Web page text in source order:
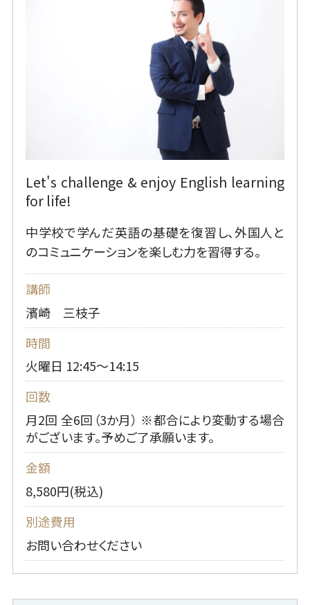
Let's challenge & enjoy English learning
for life!
中学校で学んだ英語の基礎を復習し、外国人と
のコミュニケーションを楽しむ力を習得する。
講師
濱崎 三枝子
時間
火曜日 12:45～14:15
回数
月2回 全6回（3か月） ※都合により変動する場合
がございます。予めご了承願います。
金額
8,580円(税込)
別途費用
お問い合わせください